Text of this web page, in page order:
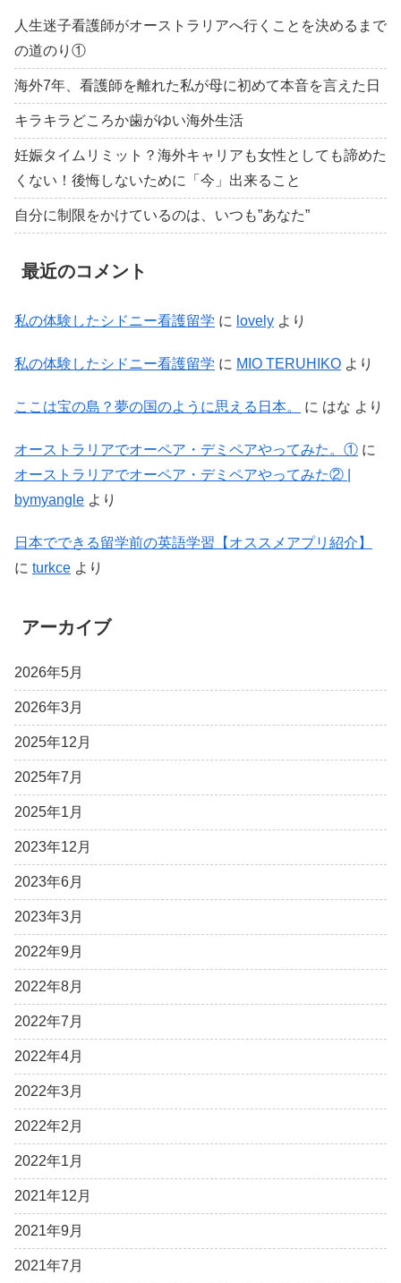
人生迷子看護師がオーストラリアへ行くことを決めるまで
の道のり①
海外7年、看護師を離れた私が母に初めて本音を言えた日
キラキラどころか歯がゆい海外生活
妊娠タイムリミット？海外キャリアも女性としても諦めた
くない！後悔しないために「今」出来ること
自分に制限をかけているのは、いつも”あなた”
最近のコメント
私の体験したシドニー看護留学 に lovely より
私の体験したシドニー看護留学 に MIO TERUHIKO より
ここは宝の島？夢の国のように思える日本。 に はな より
オーストラリアでオーペア・デミペアやってみた。① に
オーストラリアでオーペア・デミペアやってみた② |
bymyangle より
日本でできる留学前の英語学習【オススメアプリ紹介】
に turkce より
アーカイブ
2026年5月
2026年3月
2025年12月
2025年7月
2025年1月
2023年12月
2023年6月
2023年3月
2022年9月
2022年8月
2022年7月
2022年4月
2022年3月
2022年2月
2022年1月
2021年12月
2021年9月
2021年7月